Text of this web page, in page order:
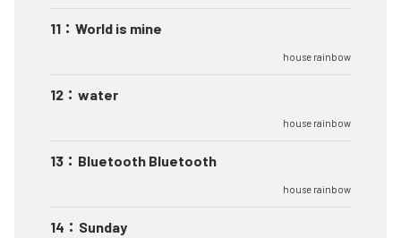
11 ： World is mine
house rainbow
12 ： water
house rainbow
13 ： Bluetooth Bluetooth
house rainbow
14 ： Sunday